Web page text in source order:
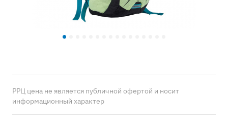
РРЦ цена не является публичной офертой и носит
информационный характер